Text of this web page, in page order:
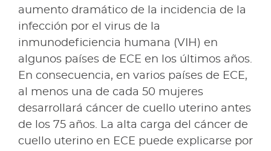
aumento dramático de la incidencia de la
infección por el virus de la
inmunodeficiencia humana (VIH) en
algunos países de ECE en los últimos años.
En consecuencia, en varios países de ECE,
al menos una de cada 50 mujeres
desarrollará cáncer de cuello uterino antes
de los 75 años. La alta carga del cáncer de
cuello uterino en ECE puede explicarse por